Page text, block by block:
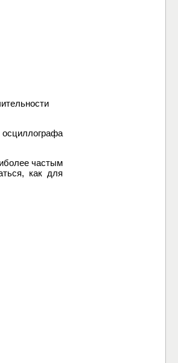
частым
как для